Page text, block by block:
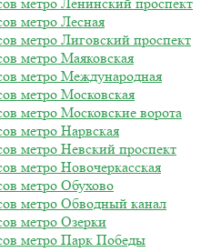
метро Лесная
метро Лиговский проспект
метро Маяковская
метро Международная
метро Московская
метро Московские ворота
метро Нарвская
метро Невский проспект
метро Новочеркасская
метро Обухово
метро Обводный канал
метро Озерки
метро Парк Победы